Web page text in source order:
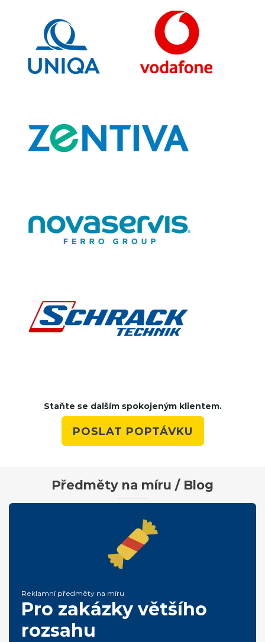
Staňte se dalším spokojeným klientem.
POSLAT POPTÁVKU
Předměty na míru / Blog
Reklamní předměty na míru
Pro zakázky většího
rozsahu